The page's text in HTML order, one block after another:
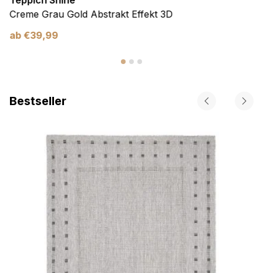
Creme Grau Gold Abstrakt Effekt 3D
ab €39,99
Bestseller